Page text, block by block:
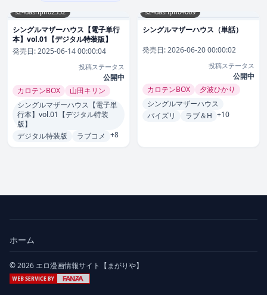
s246asnph02552
シングルマザーハウス【電子単行
本】vol.01【デジタル特装版】
発売日:2025-06-14 00:00:04
投稿ステータス
公開中
カロテンBOX
山田キリン
シングルマザーハウス【電子単
行本】vol.01【デジタル特装
版】
デジタル特装版
ラブコメ +8
s246asnph04069
シングルマザーハウス（単話）
発売日:2026-06-20 00:00:02
投稿ステータス
公開中
カロテンBOX
夕波ひかり
シングルマザーハウス
パイズリ
ラブ＆H +10
ホーム
© 2026 エロ漫画情報サイト【まがりや】